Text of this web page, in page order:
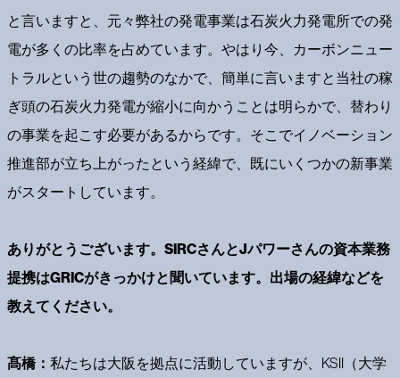
と言いますと、元々弊社の発電事業は石炭火力発電所での発
電が多くの比率を占めています。やはり今、カーボンニュー
トラルという世の趨勢のなかで、簡単に言いますと当社の稼
ぎ頭の石炭火力発電が縮小に向かうことは明らかで、替わり
の事業を起こす必要があるからです。そこでイノベーション
推進部が立ち上がったという経緯で、既にいくつかの新事業
がスタートしています。
ありがとうございます。SIRCさんとJパワーさんの資本業務
提携はGRICがきっかけと聞いています。出場の経緯などを
教えてください。
髙橋： 私たちは大阪を拠点に活動していますが、KSII（大学